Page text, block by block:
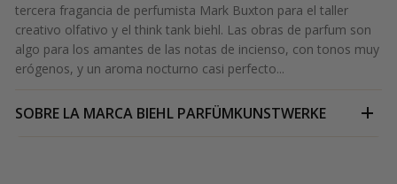
tercera fragancia de perfumista Mark Buxton para el taller
creativo olfativo y el think tank biehl. Las obras de parfum son
algo para los amantes de las notas de incienso, con tonos muy
erógenos, y un aroma nocturno casi perfecto...
SOBRE LA MARCA BIEHL PARFÜMKUNSTWERKE